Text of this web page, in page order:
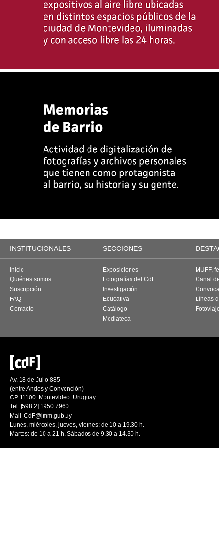
INSTITUCIONALES SECCIONES
Inicio
Quiénes somos
Suscripción
FAQ
Contacto
Exposiciones
Fotografías del CdF
Investigación
Educativa
Catálogo
Mediateca
MUFF,
Canal
Líneas
Av. 18 de Julio 885
(entre Andes y Convención)
CP 11100. Montevideo. Uruguay
Tel: [598 2] 1950 7960
Mail: CdF@imm.gub.uy
Lunes, miércoles, jueves, viernes: de 10 a 19.30 h.
Martes: de 10 a 21 h. Sábados de 9.30 a 14.30 h.